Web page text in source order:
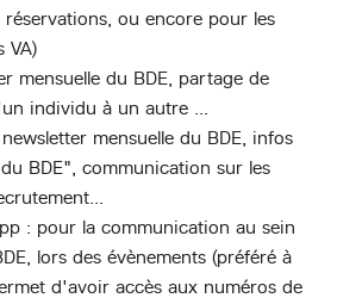
réservations, ou encore pour les
VA)
mensuelle du BDE, partage de
individu à un autre ...
mensuelle du BDE, infos
BDE", communication sur les
: pour la communication au sein
lors des évènements (préféré à
d'avoir accès aux numéros de